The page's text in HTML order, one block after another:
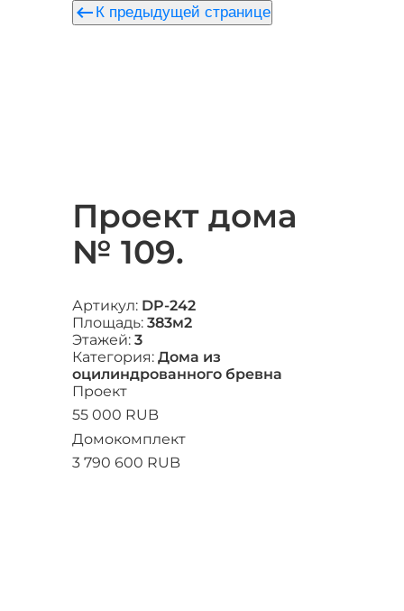
keyboard_backspace К предыдущей странице
Проект дома
№ 109.
Артикул: DP-242
Площадь: 383м2
Этажей: 3
Категория: Дома из
оцилиндрованного бревна
Проект
55 000 RUB
Домокомплект
3 790 600 RUB